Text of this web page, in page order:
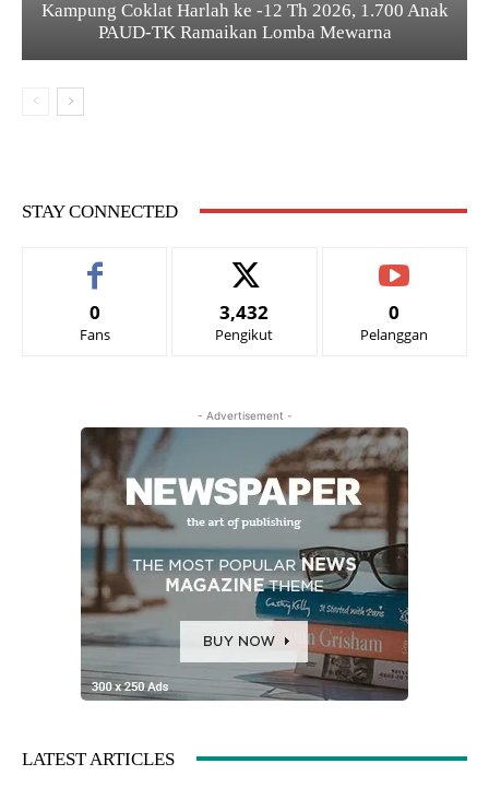
Kampung Coklat Harlah ke -12 Th 2026, 1.700 Anak
PAUD-TK Ramaikan Lomba Mewarna
STAY CONNECTED
0
Fans
3,432
Pengikut
0
Pelanggan
- Advertisement -
LATEST ARTICLES